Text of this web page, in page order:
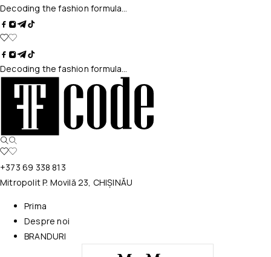
Decoding the fashion formula…
Decoding the fashion formula…
+373 69 338 813
Mitropolit P. Movilă 23, CHIȘINĂU
Prima
Despre noi
BRANDURI